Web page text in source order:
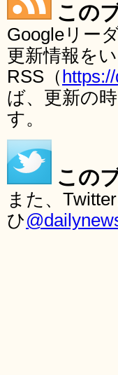
この
Googleリー
更新情報を
RSS（
ば、更新の
す。
この
また、
ひ